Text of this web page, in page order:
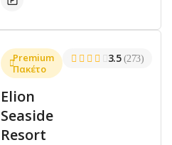
Premium
Πακέτο
Elion
Seaside
Resort
3.5 (273)